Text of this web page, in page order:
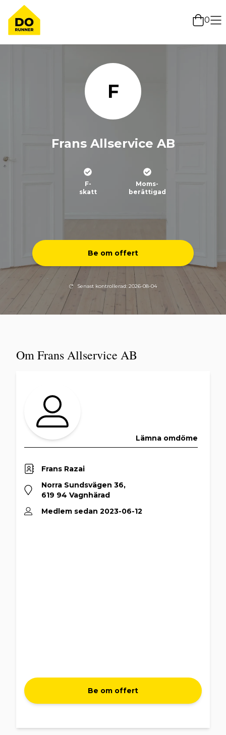
0
F
Frans Allservice AB
F-
skatt
Moms-
berättigad
Be om offert
Senast kontrollerad: 2026-08-04
Om Frans Allservice AB
Lämna omdöme
Frans Razai
Norra Sundsvägen 36,
619 94 Vagnhärad
Medlem sedan 2023-06-12
Be om offert